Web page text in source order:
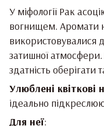
У міфології Рак
вогнищем. Аромати
використовувалися
затишної
здатність оберігати
Улюблені квіткові
ідеально
Для неї: